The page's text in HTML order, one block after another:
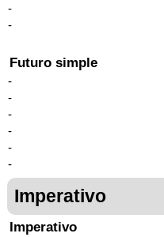
-
-
Futuro simple
-
-
-
-
-
-
Imperativo
Imperativo